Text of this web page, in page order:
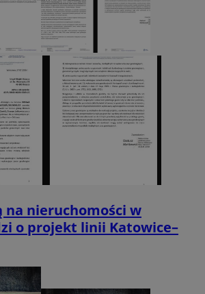
na nieruchomości w
o projekt linii Katowice–